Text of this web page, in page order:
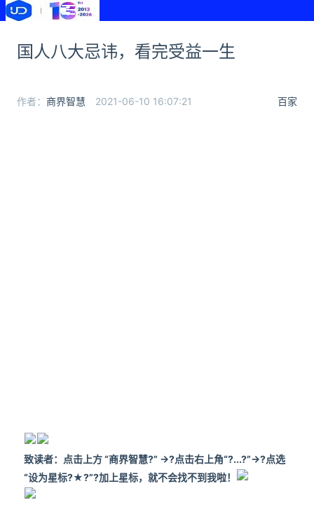
国人八大忌讳，看完受益一生
百家
作者： 商界智慧 2021-06-10 16:07:21
致读者：点击上方 “商界智慧?” →?点击右上角“?...?”→?点选
“设为星标?★?”?加上星标，就不会找不到我啦！